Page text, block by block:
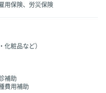
用保険、労災保険
化粧品など）
補助
費用補助